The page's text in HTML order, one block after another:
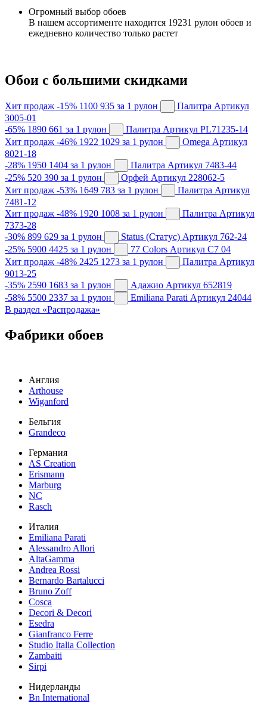
Огромный выбор обоев
В нашем ассортименте находится 19231 рулон обоев и
ежедневно количество только растет
Обои с большими скидками
Хит продаж -15% 1100 935 за 1 рулон Палитра Артикул
3005-01
-65% 1890 661 за 1 рулон Палитра Артикул PL71235-14
Хит продаж -46% 1922 1029 за 1 рулон Omega Артикул
8021-18
-28% 1950 1404 за 1 рулон Палитра Артикул 7483-44
-25% 520 390 за 1 рулон Орфей Артикул 228062-5
Хит продаж -53% 1649 783 за 1 рулон Палитра Артикул
7481-12
Хит продаж -48% 1920 1008 за 1 рулон Палитра Артикул
7373-28
-30% 899 629 за 1 рулон Status (Статус) Артикул 762-24
-25% 5900 4425 за 1 рулон 77 Colors Артикул C7 04
Хит продаж -48% 2425 1273 за 1 рулон Палитра Артикул
9013-25
-35% 2590 1683 за 1 рулон Адажио Артикул 652819
-58% 5500 2337 за 1 рулон Emiliana Parati Артикул 24044
В раздел «Распродажа»
Фабрики обоев
Англия
Arthouse
Wiganford
Бельгия
Grandeco
Германия
AS Creation
Erismann
Marburg
NC
Rasch
Италия
Emiliana Parati
Alessandro Allori
AltaGamma
Andrea Rossi
Bernardo Bartalucci
Bruno Zoff
Cosca
Decori & Decori
Esedra
Gianfranco Ferre
Studio Italia Collection
Zambaiti
Sirpi
Нидерланды
Bn International